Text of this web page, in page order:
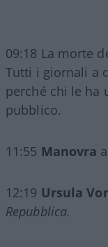
09:18 La morte
Tutti i giornali a
perché chi le ha
pubblico.
11:55 Manovra
12:19 Ursula
Repubblica.